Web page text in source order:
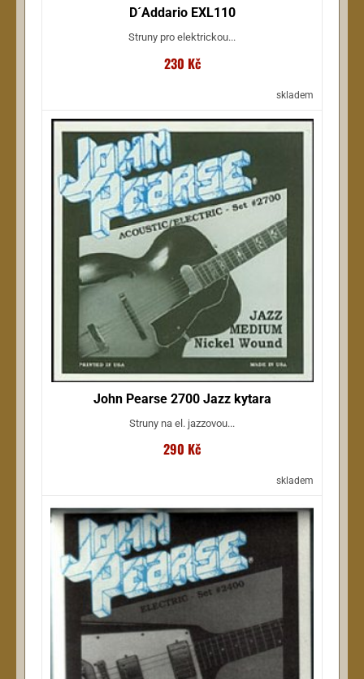
D´Addario EXL110
Struny pro elektrickou...
230 Kč
skladem
John Pearse 2700 Jazz kytara
Struny na el. jazzovou...
290 Kč
skladem